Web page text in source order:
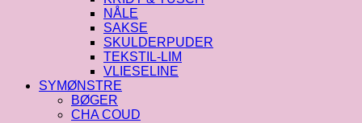
NÅLE
SAKSE
SKULDERPUDER
TEKSTIL-LIM
VLIESELINE
SYMØNSTRE
BØGER
CHA COUD